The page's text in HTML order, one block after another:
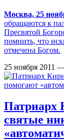
Москва, 25
обращаются к
Пресвятой
помнить, что
отмечена Богом.
25 ноября 2011
Патриарх
святые